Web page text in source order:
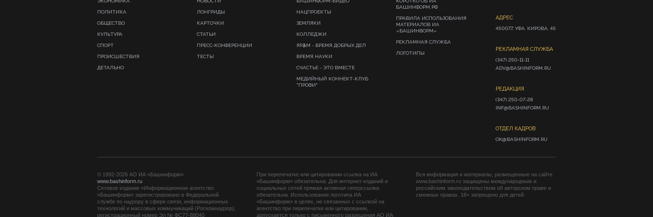
ПОЛИТИКА
ОБЩЕСТВО
КУЛЬТУРА
СПОРТ
ПРОИСШЕСТВИЯ
ДЕТАЛЬНО
ЛОНГРИДЫ
КАРТОЧКИ
СТАТЬИ
ПРЕСС-КОНФЕРЕНЦИИ
ТЕСТЫ
НАЦПРОЕКТЫ
ЗЕМЛЯКИ
КОЛЛЕДЖИ
ЯРҘАМ - ВРЕМЯ ДОБРЫХ ДЕЛ
ВРЕМЯ НАУКИ
СЧАСТЬЕ - ЭТО ВМЕСТЕ
МЕДИЙНЫЙ КОННЕКТ-КЛУБ
"ПРОФИ"
БАШИНФОРМ.РФ
ПРАВИЛА ИСПОЛЬЗОВАНИЯ
МАТЕРИАЛОВ ИА
«БАШИНФОРМ»
РЕКЛАМНАЯ СЛУЖБА
ЛОГОТИПЫ
АДРЕС
450077, УФА, КИРОВА, 45
РЕКЛАМНАЯ СЛУЖБА
(347) 250-11-11
ADV@BASHINFORM.RU
РЕДАКЦИЯ
(347) 250-07-28
INF@BASHINFORM.RU
ОТДЕЛ КАДРОВ
OK@BASHINFORM.RU
© 1992-2026 АО ИА «Башинформ».
www.bashinform.ru
Сетевое издание «Информационное агентство
«Башинформ» зарегистрировано в Федеральной
службе по надзору в сфере связи, информационных
технологий и массовых коммуникаций (Роскомнадзор),
регистрационный номер Эл № ФС77-88040
При перепечатке или цитировании ссылка на ИА
«Башинформ» обязательна. Для интернет-изданий и
социальных сетей прямая активная гиперссылка
обязательна. Использование логотипа ИА
«Башинформ» в целях, не связанных с ссылкой на
агентство при перепечатке или цитировании,
допускается только с письменного разрешения АО ИА
Вся информация и материалы, размещенные на сайте
www.bashinform.ru защищены международным и
российским законодательством об авторском праве и
смежных правах. 18+ запрещено для детей.